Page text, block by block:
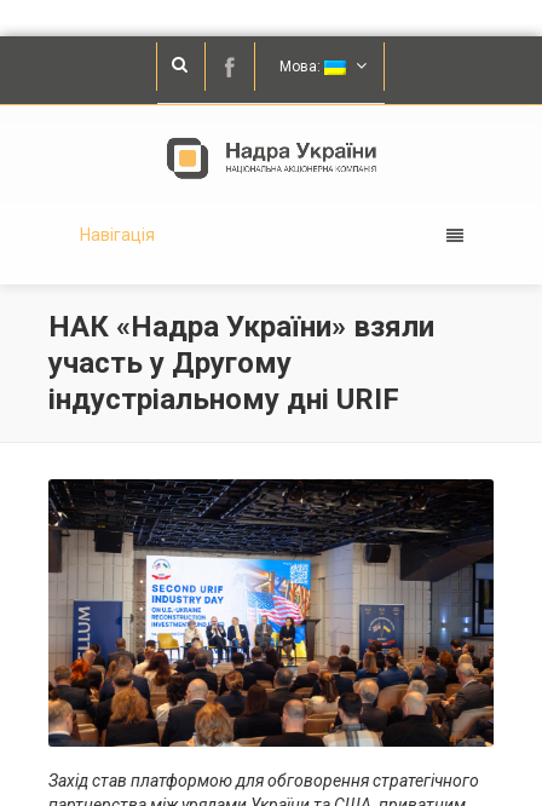
Мова:
Навігація
НАК «Надра України» взяли
участь у Другому
індустріальному дні URIF
Захід став платформою для обговорення стратегічного